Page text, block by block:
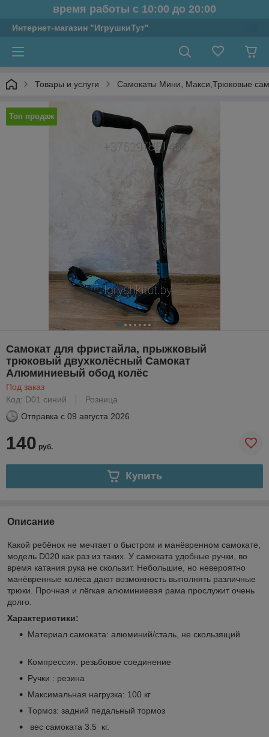
время работы с 10:00 до 20:00
Интернет-магазин "ИгрушкиТут"
Товары и услуги Самокаты Мини, Макси,Трюковые
Топ продаж
Самокат для фристайла, прыжковый
трюковый двухколёсный Самокат
Алюминиевый обод колёс
Под заказ
Код: D01 синий
Розница
Отправка с 09 августа 2026
140 руб.
Купить
Описание
Какой ребёнок не мечтает о быстром и манёвренном самокате,
модель D020 как раз из таких. У самоката удобные ручки, во
время катания рука не скользит. Небольшие, но невероятно
манёвренные колёса дают возможность выполнять различные
трюки. Прочная и лёгкая алюминиевая рама прослужит очень
долго.
Характеристики:
Материал самоката: алюминий/сталь, не скользящий
Компрессия: резьбовое соединение
Ручки : резина
Максимальная нагрузка: 100 кг
Тормоз: задний педальный тормоз
вес самоката 3.5 кг.